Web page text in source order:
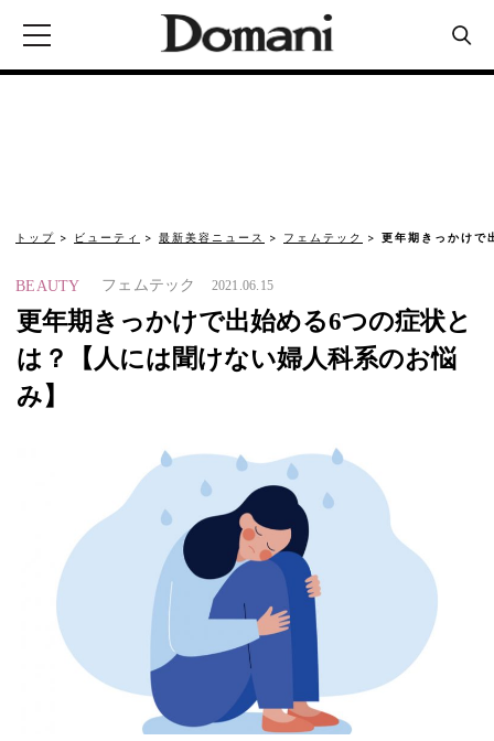
トップ ビューティ 最新美容ニュース フェムテック 更年期きっかけで
BEAUTY フェムテック 2021.06.15
更年期きっかけで出始める6つの症状と
は？【人には聞けない婦人科系のお悩
み】